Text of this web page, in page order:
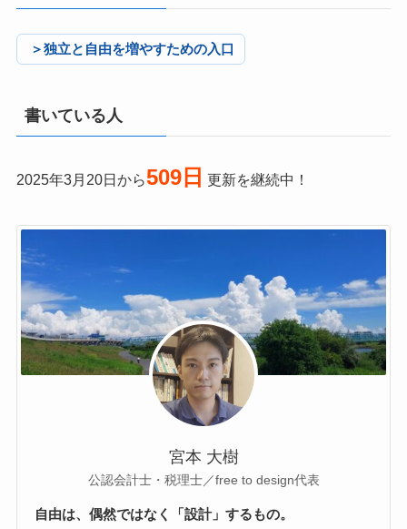
＞独立と自由を増やすための入口
書いている人
2025年3月20日から509日 更新を継続中！
宮本 大樹
公認会計士・税理士／free to design代表
自由は、偶然ではなく「設計」するもの。